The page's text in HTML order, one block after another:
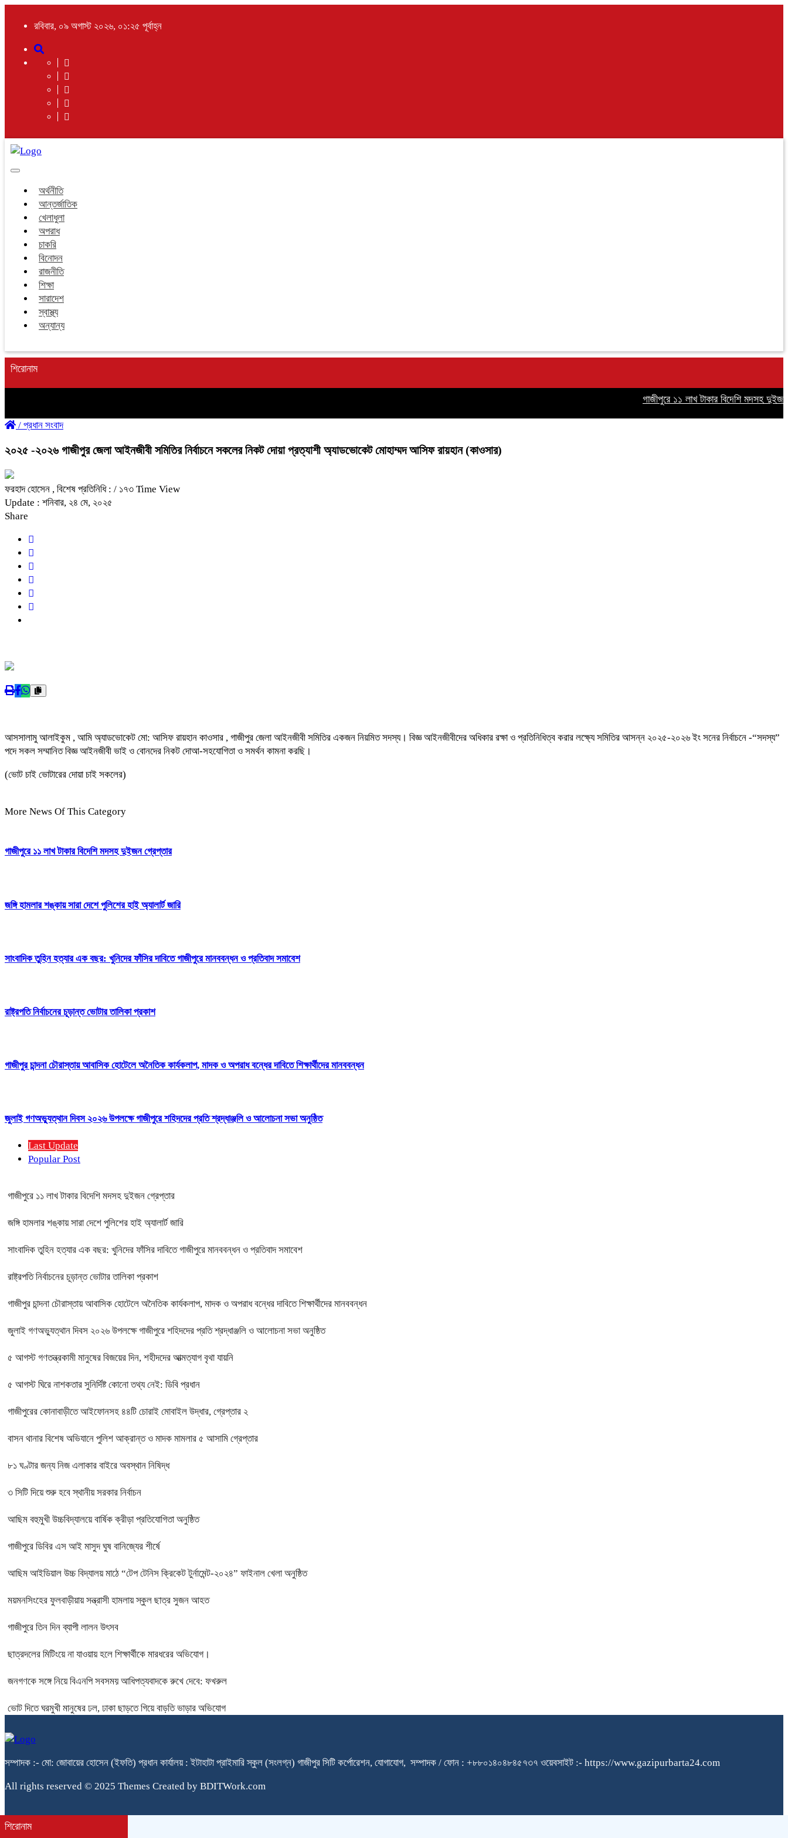
রবিবার, ০৯ অগাস্ট ২০২৬, ০১:২৫ পূর্বাহ্ন
Toggle
অর্থনীতি
আন্তর্জাতিক
খেলাধুলা
অপরাধ
চাকরি
বিনোদন
রাজনীতি
শিক্ষা
সারাদেশ
স্বাস্থ্য
অন্যান্য
শিরোনাম
গাজীপুরে ১১ লাখ টাকার বিদেশি মদসহ দুইজন
/ প্রধান সংবাদ
২০২৫ -২০২৬ গাজীপুর জেলা আইনজীবী সমিতির নির্বাচনে সকলের নিকট দোয়া প্রত্যাশী অ্যাডভোকেট মোহাম্মদ আসিফ রায়হান (কাওসার)
ফরহাদ হোসেন , বিশেষ প্রতিনিধি : / ১৭৩ Time View
Update : শনিবার, ২৪ মে, ২০২৫
Share
আসসালামু আলাইকুম , আমি অ্যাডভোকেট মো: আসিফ রায়হান কাওসার , গাজীপুর জেলা আইনজীবী সমিতির একজন নিয়মিত সদস্য। বিজ্ঞ আইনজীবীদের অধিকার রক্ষা ও প্রতিনিধিত্ব করার লক্ষ্যে সমিতির আসন্ন ২০২৫-২০২৬ ইং সনের নির্বাচনে -“সদস্য”
পদে সকল সম্মানিত বিজ্ঞ আইনজীবী ভাই ও বোনদের নিকট দোআ-সহযোগিতা ও সমর্থন কামনা করছি।
(ভোট চাই ভোটারের দোয়া চাই সকলের)
More News Of This Category
গাজীপুরে ১১ লাখ টাকার বিদেশি মদসহ দুইজন গ্রেপ্তার
জঙ্গি হামলার শঙ্কায় সারা দেশে পুলিশের হাই অ্যালার্ট জারি
সাংবাদিক তুহিন হত্যার এক বছর: খুনিদের ফাঁসির দাবিতে গাজীপুরে মানববন্ধন ও প্রতিবাদ সমাবেশ
রাষ্ট্রপতি নির্বাচনের চূড়ান্ত ভোটার তালিকা প্রকাশ
গাজীপুর চান্দনা চৌরাস্তায় আবাসিক হোটেলে অনৈতিক কার্যকলাপ, মাদক ও অপরাধ বন্ধের দাবিতে শিক্ষার্থীদের মানববন্ধন
জুলাই গণঅভ্যুত্থান দিবস ২০২৬ উপলক্ষে গাজীপুরে শহিদদের প্রতি শ্রদ্ধাঞ্জলি ও আলোচনা সভা অনুষ্ঠিত
Last Update
Popular Post
গাজীপুরে ১১ লাখ টাকার বিদেশি মদসহ দুইজন গ্রেপ্তার
জঙ্গি হামলার শঙ্কায় সারা দেশে পুলিশের হাই অ্যালার্ট জারি
সাংবাদিক তুহিন হত্যার এক বছর: খুনিদের ফাঁসির দাবিতে গাজীপুরে মানববন্ধন ও প্রতিবাদ সমাবেশ
রাষ্ট্রপতি নির্বাচনের চূড়ান্ত ভোটার তালিকা প্রকাশ
গাজীপুর চান্দনা চৌরাস্তায় আবাসিক হোটেলে অনৈতিক কার্যকলাপ, মাদক ও অপরাধ বন্ধের দাবিতে শিক্ষার্থীদের মানববন্ধন
জুলাই গণঅভ্যুত্থান দিবস ২০২৬ উপলক্ষে গাজীপুরে শহিদদের প্রতি শ্রদ্ধাঞ্জলি ও আলোচনা সভা অনুষ্ঠিত
৫ আগস্ট গণতন্ত্রকামী মানুষের বিজয়ের দিন, শহীদদের আত্মত্যাগ বৃথা যায়নি
৫ আগস্ট ঘিরে নাশকতার সুনির্দিষ্ট কোনো তথ্য নেই: ডিবি প্রধান
গাজীপুরের কোনাবাড়ীতে আইফোনসহ ৪৪টি চোরাই মোবাইল উদ্ধার, গ্রেপ্তার ২
বাসন থানার বিশেষ অভিযানে পুলিশ আক্রান্ত ও মাদক মামলার ৫ আসামি গ্রেপ্তার
৮১ ঘণ্টার জন্য নিজ এলাকার বাইরে অবস্থান নিষিদ্ধ
৩ সিটি দিয়ে শুরু হবে স্থানীয় সরকার নির্বাচন
আছিম বহুমুখী উচ্চবিদ্যালয়ে বার্ষিক ক্রীড়া প্রতিযোগিতা অনুষ্ঠিত
গাজীপুরে ডিবির এস আই মাসুদ ঘুষ বানিজ্যের শীর্ষে
আছিম আইডিয়াল উচ্চ বিদ্যালয় মাঠে “টেপ টেনিস ক্রিকেট টুর্নামেন্ট-২০২৪” ফাইনাল খেলা অনুষ্ঠিত
ময়মনসিংহের ফুলবাড়ীয়ায় সন্ত্রাসী হামলায় স্কুল ছাত্র সুজন আহত
গাজীপুরে তিন দিন ব্যাপী লালন উৎসব
ছাত্রদলের মিটিংয়ে না যাওয়ায় হলে শিক্ষার্থীকে মারধরের অভিযোগ।
জনগণকে সঙ্গে নিয়ে বিএনপি সবসময় আধিপত্যবাদকে রুখে দেবে: ফখরুল
ভোট দিতে ঘরমুখী মানুষের ঢল, ঢাকা ছাড়তে গিয়ে বাড়তি ভাড়ার অভিযোগ
সম্পাদক :- মো: জোবায়ের হোসেন (ইফতি) প্রধান কার্যালয় : ইটাহাটা প্রাইমারি স্কুল (সংলগ্ন) গাজীপুর সিটি কর্পোরেশন, যোগাযোগ, সম্পাদক / ফোন : +৮৮০১৪০৪৮৪৫৭৩৭ ওয়েবসাইট :- https://www.gazipurbarta24.com
All rights reserved © 2025 Themes Created by BDITWork.com
শিরোনাম
bdit.com.bd